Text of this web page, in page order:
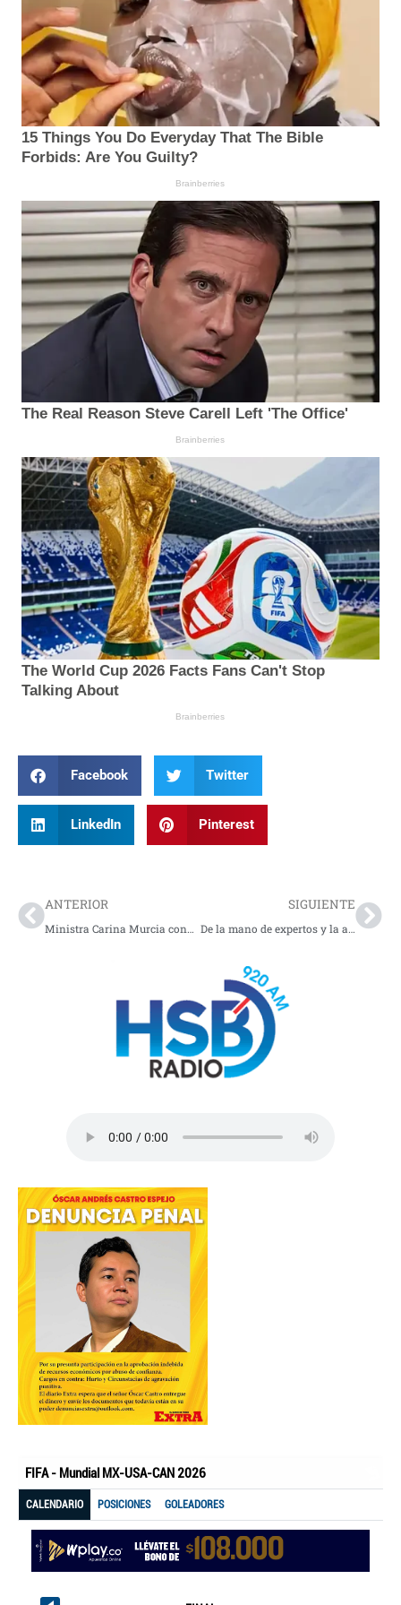
Facebook Twitter
LinkedIn Pinterest
ANTERIOR
Ministra Carina Murcia conoció los avances tecnológicos que hacen de Mompox la primera ciudad inteligente del país
SIGUIENTE
De la mano de expertos y la academia, Bogotá promueve la actualización tecnológica de la maquinaria amarilla para mejorar la calidad del aire